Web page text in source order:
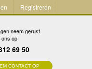
Registreren
neem gerust
op!
69 50
CONTACT OP